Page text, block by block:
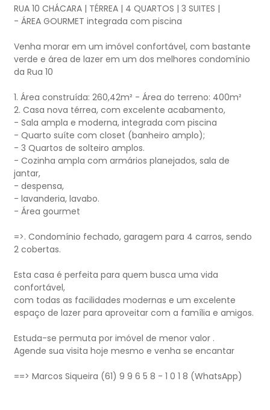
RUA 10 CHÁCARA | TÉRREA | 4 QUARTOS | 3 SUITES |
- ÁREA GOURMET integrada com piscina
Venha morar em um imóvel confortável, com bastante
verde e área de lazer em um dos melhores condomínio
da Rua 10
1. Área construída: 260,42m² - Área do terreno: 400m²
2. Casa nova térrea, com excelente acabamento,
- Sala ampla e moderna, integrada com piscina
- Quarto suíte com closet (banheiro amplo);
- 3 Quartos de solteiro amplos.
- Cozinha ampla com armários planejados, sala de
jantar,
- despensa,
- lavanderia, lavabo.
- Área gourmet
=>. Condomínio fechado, garagem para 4 carros, sendo
2 cobertas.
Esta casa é perfeita para quem busca uma vida
confortável,
com todas as facilidades modernas e um excelente
espaço de lazer para aproveitar com a família e amigos.
Estuda-se permuta por imóvel de menor valor .
Agende sua visita hoje mesmo e venha se encantar
==> Marcos Siqueira (61) 9 9 6 5 8 - 1 0 1 8 (WhatsApp)